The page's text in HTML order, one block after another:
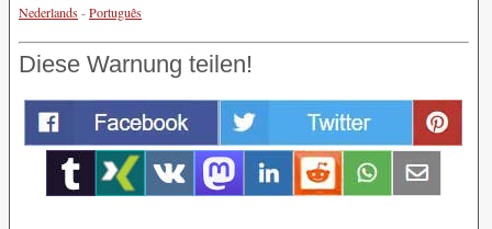
Nederlands-Português
Diese Warnung teilen!